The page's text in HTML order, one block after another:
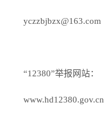
yczzbjbzx@163.com
“12380”举报网站：
www.hd12380.gov.cn